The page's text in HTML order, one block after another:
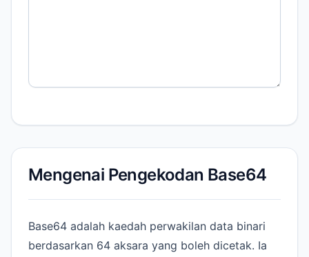
Mengenai Pengekodan Base64
Base64 adalah kaedah perwakilan data binari
berdasarkan 64 aksara yang boleh dicetak. Ia